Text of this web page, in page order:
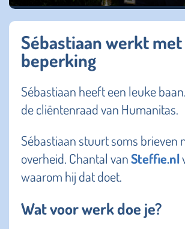
Sébastiaan werkt
beperking
Sébastiaan heeft een leuke
de cliëntenraad van Humanitas.
Sébastiaan stuurt soms brieven
overheid. Chantal vanSteffie.nl
waarom hij dat doet.
Wat voor werk doe je?